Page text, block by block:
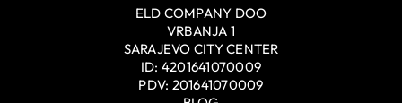
ELD COMPANY DOO
VRBANJA 1
SARAJEVO CITY CENTER
ID: 4201641070009
PDV: 201641070009